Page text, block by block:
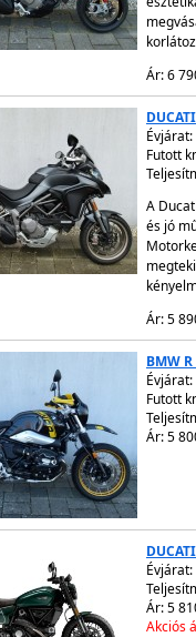
Ár: 6
Évjárat:
Futott
A
és jó
Ár: 5
BMW
Évjárat:
Futott
Ár: 5
Évjárat:
Ár: 5
Akciós